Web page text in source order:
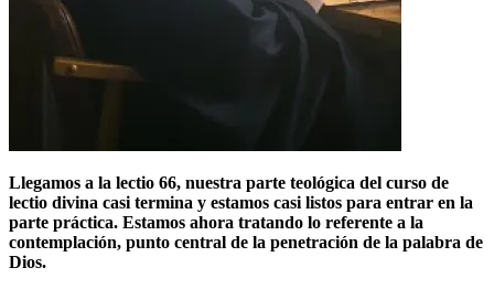
Llegamos a la lectio 66, nuestra parte teológica del curso de
lectio divina casi termina y estamos casi listos para entrar en la
parte práctica. Estamos ahora tratando lo referente a la
contemplación, punto central de la penetración de la palabra de
Dios.